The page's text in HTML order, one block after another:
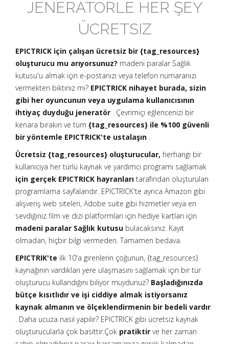
JENERATÖRLE HER ŞEY
ÜCRETSIZ
EPICTRICK için çalışan ücretsiz bir {tag_resources}
oluşturucu mu arıyorsunuz? madeni paralar Sağlık
kutusu'u almak için e-postanızı veya telefon numaranızı
vermekten bıktınız mı? EPICTRICK nihayet burada, sizin
gibi her oyuncunun veya uygulama kullanıcısının
ihtiyaç duyduğu jeneratör . Çevrimiçi eğlencenizi bir
kenara bırakın ve tüm {tag_resources} ile %100 güvenli
bir yöntemle EPICTRICK'te ustalaşın .
Ücretsiz {tag_resources} oluşturucular, herhangi bir
kullanıcıya her türlü kaynak ve yardımcı programı sağlamak
için gerçek EPICTRICK hayranları tarafından oluşturulan
programlama sayfalarıdır. EPICTRICK'te ayrıca Amazon gibi
alışveriş web siteleri, Adobe suite gibi hizmetler veya en
sevdiğiniz film ve dizi platformları için hediye kartları için
madeni paralar Sağlık kutusu bulacaksınız. Kayıt
olmadan, hiçbir bilgi vermeden. Tamamen bedava.
EPICTRIK'te ilk 10'a girenlerin çoğunun, {tag_resources}
kaynağının vardıkları yere ulaşmasını sağlamak için bir tür
oluşturucu kullandığını biliyor muydunuz? Başladığınızda
bütçe kısıtlıdır ve işi ciddiye almak istiyorsanız
kaynak almanın ve ölçeklendirmenin bir bedeli vardır
. Daha ucuza nasıl yapılır? EPICTRICK gibi ücretsiz kaynak
oluşturucularla çok basittir.Çok pratiktir ve her zaman